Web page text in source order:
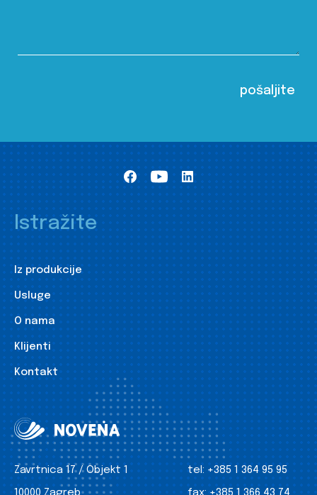
Istražite
Iz produkcije
Usluge
O nama
Klijenti
Kontakt
Zavrtnica 17 / Objekt 1
tel: +385 1 364 95 95